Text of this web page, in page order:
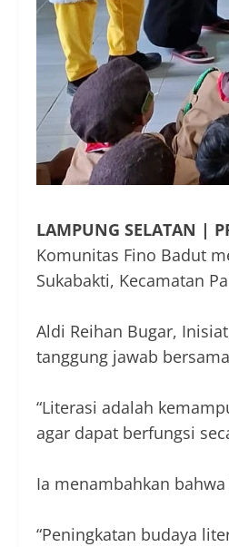
LAMPUNG SELATAN |
Komunitas Fino Badut
Sukabakti, Kecamatan
Aldi Reihan Bugar,
tanggung jawab
“Literasi adalah
agar dapat berfungsi
Ia menambahkan
“Peningkatan budaya